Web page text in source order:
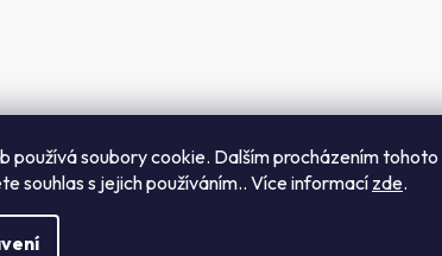
používá soubory cookie. Dalším procházením
souhlas s jejich používáním.. Více informací zde.
žlutá, zelená, zlatá, světle růžová, šedá (barevný